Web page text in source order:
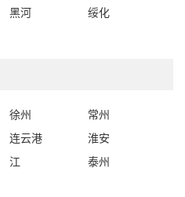
黑河
绥化
徐州
常州
连云港
淮安
江
泰州